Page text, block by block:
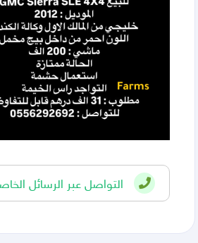
التواصل عبر الرسائل